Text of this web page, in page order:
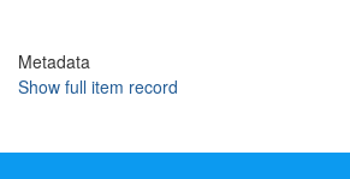
Metadata
Show full item record